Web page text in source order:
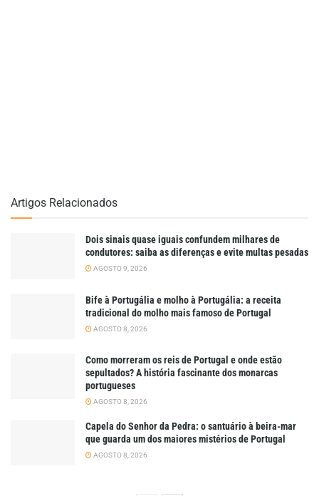
Artigos Relacionados
Dois sinais quase iguais confundem milhares de
condutores: saiba as diferenças e evite multas pesadas
AGOSTO 9, 2026
Bife à Portugália e molho à Portugália: a receita
tradicional do molho mais famoso de Portugal
AGOSTO 8, 2026
Como morreram os reis de Portugal e onde estão
sepultados? A história fascinante dos monarcas
portugueses
AGOSTO 8, 2026
Capela do Senhor da Pedra: o santuário à beira-mar
que guarda um dos maiores mistérios de Portugal
AGOSTO 8, 2026